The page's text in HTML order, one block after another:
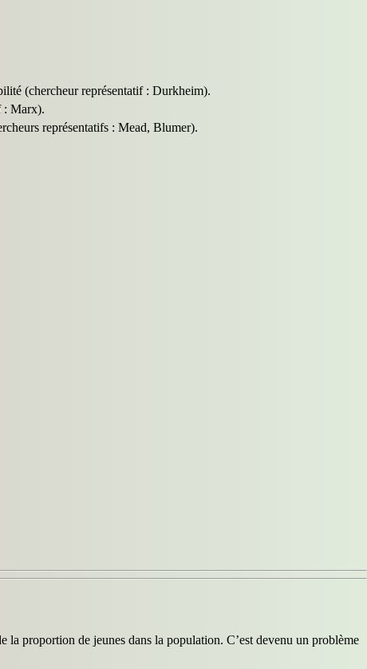
(chercheur représentatif : Durkheim).
: Marx).
représentatifs : Mead, Blumer).
proportion de jeunes dans la population. C’est devenu un problème